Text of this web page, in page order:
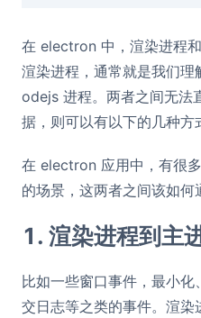
在 electron 中，渲染进程
渲染进程，通常就是我们
odejs 进程。两者之间无法
据，则可以有以下的几种方
在 electron 应用中，有很
的场景，这两者之间该如何
1. 渲染进程到主
比如一些窗口事件，最小
交日志等之类的事件。渲